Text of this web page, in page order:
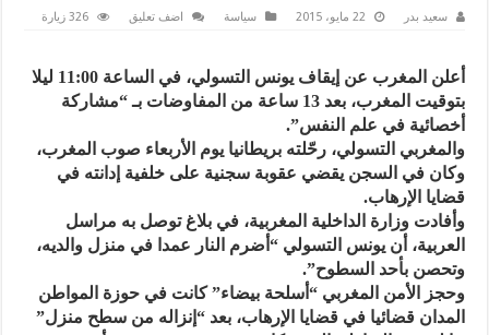
سعيد بدر 22 مايو، 2015 سياسة اضف تعليق 326 زيارة
أعلن المغرب عن إيقاف يونس التسولي، في الساعة 11:00 ليلا
بتوقيت المغرب، بعد 13 ساعة من المفاوضات بـ “مشاركة
أخصائية في علم النفس”.
والمغربي التسولي، رحّلته بريطانيا يوم الأربعاء صوب المغرب،
وكان في السجن يقضي عقوبة سجنية على خلفية إدانته في
قضايا الإرهاب.
وأفادت وزارة الداخلية المغربية، في بلاغ توصل به مراسل
العربية، أن يونس التسولي “أضرم النار عمدا في منزل والديه،
وتحصن بأحد السطوح”.
وحجز الأمن المغربي “أسلحة بيضاء” كانت في حوزة المواطن
المدان قضائيا في قضايا الإرهاب، بعد “إنزاله من سطح منزل”